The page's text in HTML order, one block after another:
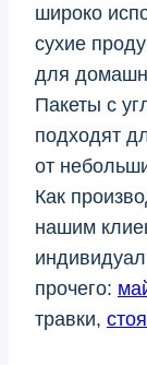
широко
сухие
для
Пакеты с
подходят
от
Как
нашим
прочего:
травки,